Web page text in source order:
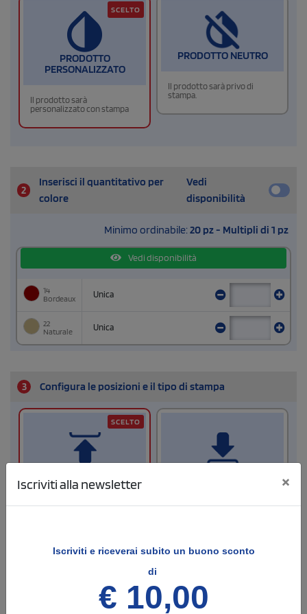
PRODOTTO
PERSONALIZZATO
Il prodotto sarà
personalizzato con stampa
SCELTO
PRODOTTO NEUTRO
Il prodotto sarà privo di
stampa.
2
Inserisci il quantitativo per
colore
Vedi
disponibilità
Minimo ordinabile: 20 pz - Multipli di 1 pz
Vedi disponibilità
14
Bordeaux
Unica
22
Naturale
Unica
3 Configura le posizioni e il tipo di stampa
SCELTO
Iscriviti alla newsletter ×
Iscriviti e riceverai subito un buono sconto
di
€ 10,00